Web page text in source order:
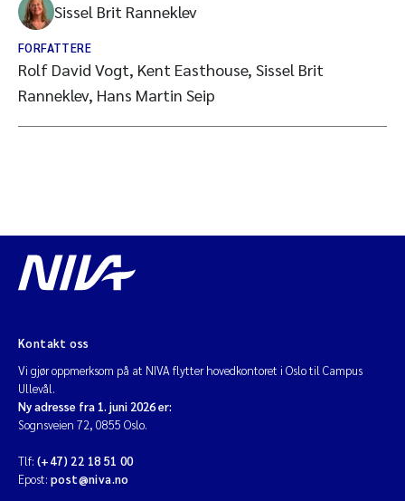
Sissel Brit Ranneklev
FORFATTERE
Rolf David Vogt, Kent Easthouse, Sissel Brit
Ranneklev, Hans Martin Seip
Kontakt oss
Vi gjør oppmerksom på at NIVA flytter hovedkontoret i Oslo til Campus
Ullevål.
Ny adresse fra 1. juni 2026 er:
Sognsveien 72, 0855 Oslo.
Tlf: (+47) 22 18 51 00
Epost: post@niva.no